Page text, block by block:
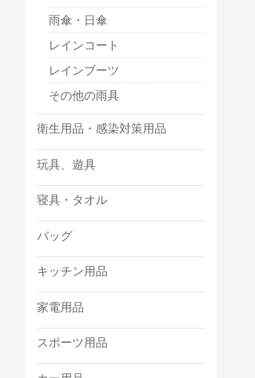
雨傘・日傘
レインコート
レインブーツ
その他の雨具
衛生用品・感染対策用品
玩具、遊具
寝具・タオル
バッグ
キッチン用品
家電用品
スポーツ用品